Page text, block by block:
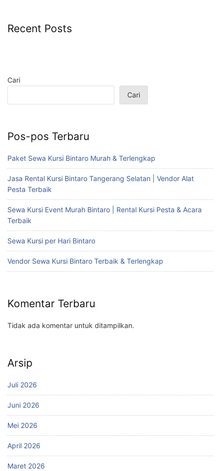
Recent Posts
Cari
Cari
Pos-pos Terbaru
Paket Sewa Kursi Bintaro Murah & Terlengkap
Jasa Rental Kursi Bintaro Tangerang Selatan | Vendor Alat
Pesta Terbaik
Sewa Kursi Event Murah Bintaro | Rental Kursi Pesta & Acara
Terbaik
Sewa Kursi per Hari Bintaro
Vendor Sewa Kursi Bintaro Terbaik & Terlengkap
Komentar Terbaru
Tidak ada komentar untuk ditampilkan.
Arsip
Juli 2026
Juni 2026
Mei 2026
April 2026
Maret 2026